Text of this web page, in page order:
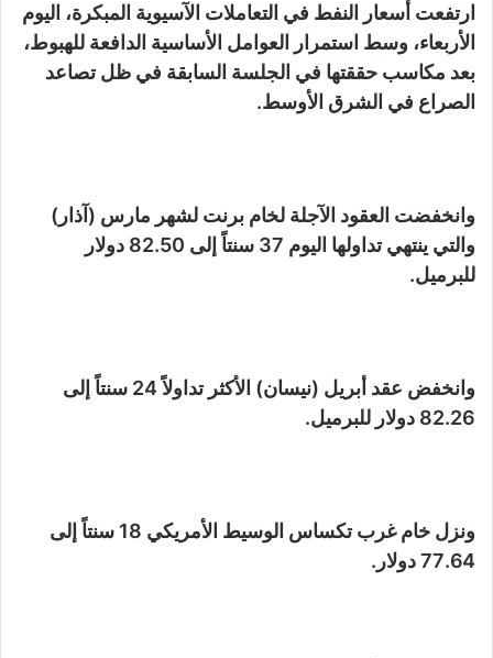
ارتفعت أسعار النفط في التعاملات الآسيوية المبكرة، اليوم
الأربعاء، وسط استمرار العوامل الأساسية الدافعة للهبوط،
بعد مكاسب حققتها في الجلسة السابقة في ظل تصاعد
الصراع في الشرق الأوسط.
وانخفضت العقود الآجلة لخام برنت لشهر مارس (آذار)
والتي ينتهي تداولها اليوم 37 سنتاً إلى 82.50 دولار
للبرميل.
وانخفض عقد أبريل (نيسان) الأكثر تداولاً 24 سنتاً إلى
82.26 دولار للبرميل.
ونزل خام غرب تكساس الوسيط الأمريكي 18 سنتاً إلى
77.64 دولار.